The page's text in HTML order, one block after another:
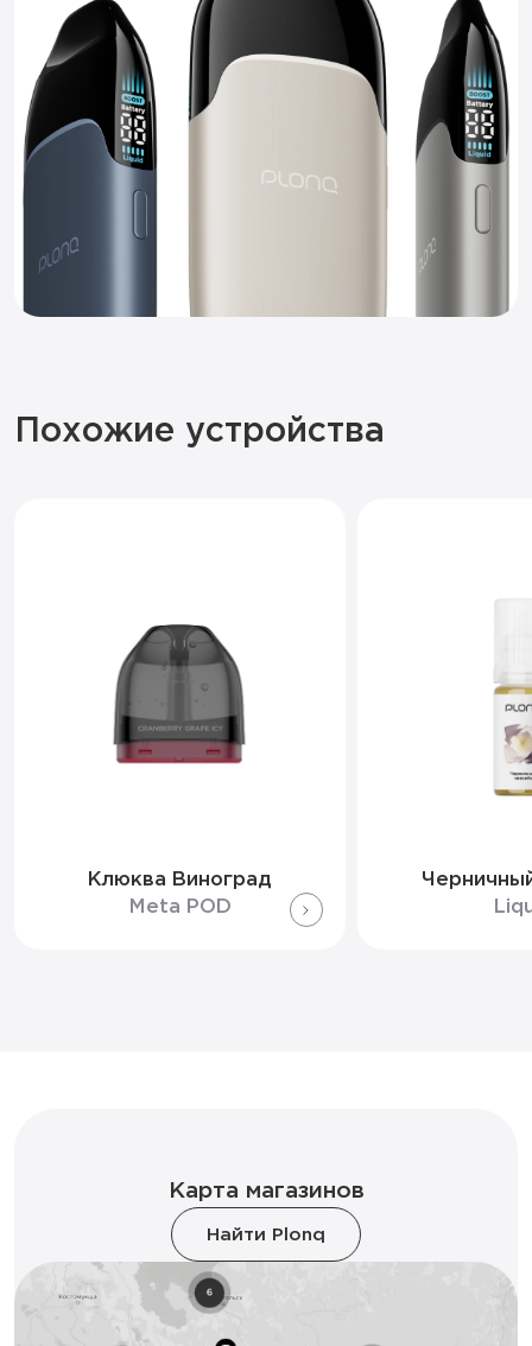
Похожие устройства
Клюква Виноград
Meta POD
Карта магазинов
Найти Plonq